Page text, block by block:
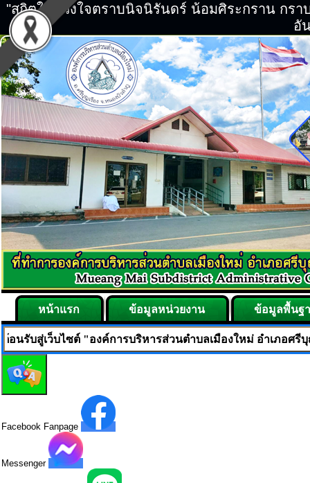
"สถิตในดวงใจตราบนิจนิรันดร์ น้อมศิระกราน ก
อั
หน้าแรก ข้อมูลหน่วยงาน ข้อมูลพื้นฐ
องค์การบริหารส่วนตำบลเมืองใหม่ อำเภอศรีบุญเรือง จังหวัดหน
Facebook Fanpage
Messenger